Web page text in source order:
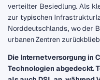
verteilter Besiedlung. Als
zur typischen
Norddeutschlands, wo der
urbanen Zentren
Die Internetversorgung in
Technologien abgedeckt.